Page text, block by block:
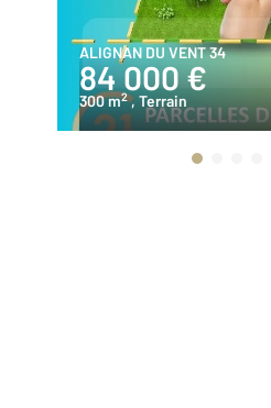
ALIGNAN DU VENT 34
84 000 €
300 m2 , Terrain